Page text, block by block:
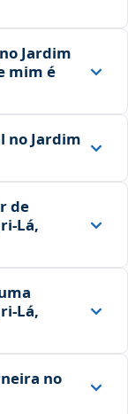
Jardim
mim é
no Jardim
de
Lá,
Lá,
no